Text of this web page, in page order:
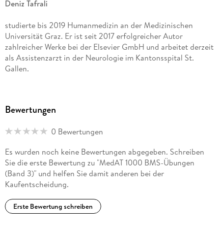
Deniz Tafrali
studierte bis 2019 Humanmedizin an der Medizinischen
Universität Graz. Er ist seit 2017 erfolgreicher Autor
zahlreicher Werke bei der Elsevier GmbH und arbeitet derzeit
als Assistenzarzt in der Neurologie im Kantonsspital St.
Gallen.
Bewertungen
0 Bewertungen
Es wurden noch keine Bewertungen abgegeben. Schreiben
Sie die erste Bewertung zu "MedAT 1000 BMS-Übungen
(Band 3)" und helfen Sie damit anderen bei der
Kaufentscheidung.
Erste Bewertung schreiben